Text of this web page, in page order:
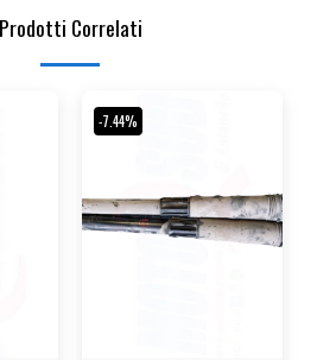
Prodotti Correlati
-7.44%